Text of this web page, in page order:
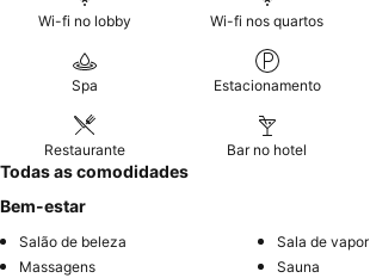
Wi-fi no lobby Wi-fi nos quartos
Spa Estacionamento
Restaurante Bar no hotel
Todas as comodidades
Bem-estar
Salão de beleza
Sala de vapor
Massagens
Sauna